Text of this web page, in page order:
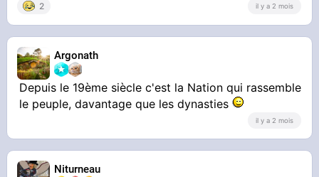
2 il y a 2 mois
Argonath
Depuis le 19ème siècle c'est la Nation qui rassemble
le peuple, davantage que les dynasties
il y a 2 mois
Niturneau